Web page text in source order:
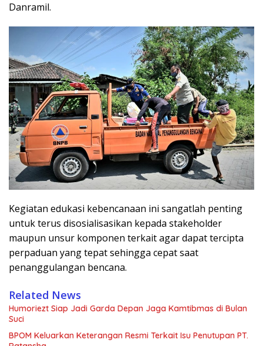
Danramil.
Kegiatan edukasi kebencanaan ini sangatlah penting
untuk terus disosialisasikan kepada stakeholder
maupun unsur komponen terkait agar dapat tercipta
perpaduan yang tepat sehingga cepat saat
penanggulangan bencana.
Related News
Humoriezt Siap Jadi Garda Depan Jaga Kamtibmas di Bulan
Suci
BPOM Keluarkan Keterangan Resmi Terkait Isu Penutupan PT.